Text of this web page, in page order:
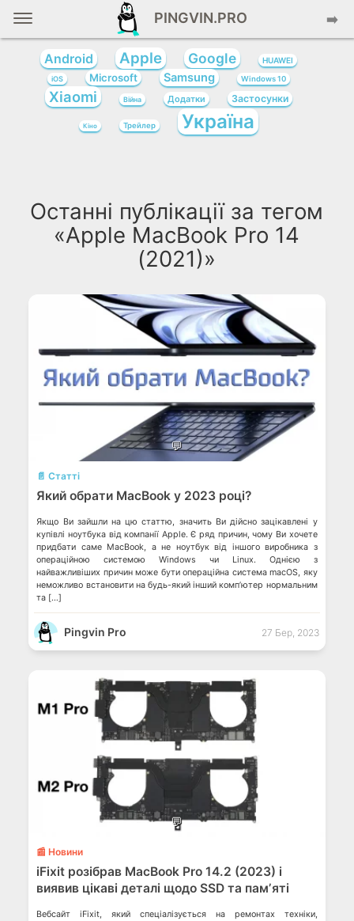
PINGVIN.PRO ➡️
Android Apple Google HUAWEI
iOS Microsoft Samsung Windows 10
Xiaomi Війна Додатки Застосунки
Кіно Трейлер Україна
Останні публікації за тегом
«Apple MacBook Pro 14
(2021)»
💬
📄 Статті
Який обрати MacBook у 2023 році?
Якщо Ви зайшли на цю статтю, значить Ви дійсно зацікавлені у
купівлі ноутбука від компанії Apple. Є ряд причин, чому Ви хочете
придбати саме MacBook, а не ноутбук від іншого виробника з
операційною системою Windows чи Linux. Однією з
найважливіших причин може бути операційна система macOS, яку
неможливо встановити на будь-який інший компʼютер нормальним
та […]
Pingvin Pro 27 Бер, 2023
💬
📰 Новини
iFixit розібрав MacBook Pro 14.2 (2023) і
виявив цікаві деталі щодо SSD та памʼяті
Вебсайт iFixit, який спеціалізується на ремонтах техніки,